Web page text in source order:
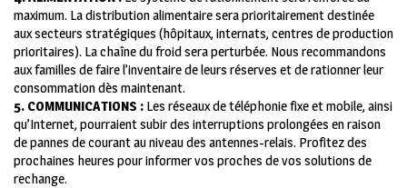
maximum. La distribution alimentaire sera prioritairement destinée
aux secteurs stratégiques (hôpitaux, internats, centres de production
prioritaires). La chaîne du froid sera perturbée. Nous recommandons
aux familles de faire l’inventaire de leurs réserves et de rationner leur
consommation dès maintenant.
5. COMMUNICATIONS : Les réseaux de téléphonie fixe et mobile, ainsi
qu’Internet, pourraient subir des interruptions prolongées en raison
de pannes de courant au niveau des antennes-relais. Profitez des
prochaines heures pour informer vos proches de vos solutions de
rechange.